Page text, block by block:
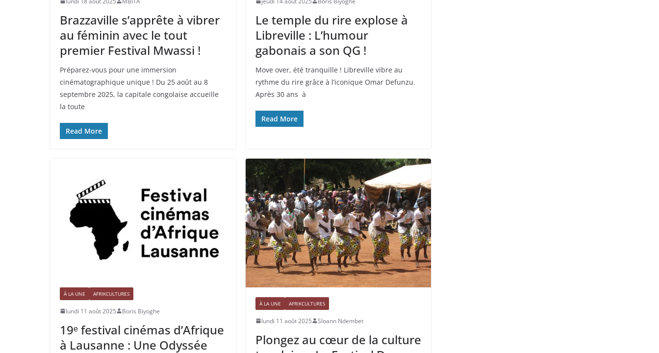
Brazzaville s’apprête à vibrer
au féminin avec le tout
premier Festival Mwassi !
Préparez-vous pour une immersion
cinématographique unique ! Du 25 août au 8
septembre 2025, la capitale congolaise accueille
la toute
Read More
Le temple du rire explose à
Libreville : L’humour
gabonais a son QG !
Move over, été tranquille ! Libreville vibre au
rythme du rire grâce à l’iconique Omar Defunzu.
Après 30 ans à
Read More
À LA UNE AFRIKCULTURES
lundi 11 août 2025 Boris Biyoghe
19ᵉ festival cinémas d’Afrique
à Lausanne : Une Odyssée
À LA UNE AFRIKCULTURES
lundi 11 août 2025 Sloann Ndembet
Plongez au cœur de la culture